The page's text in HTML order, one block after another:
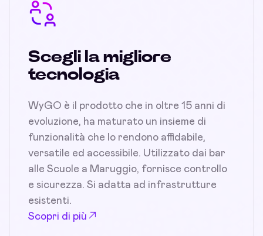
Scegli la migliore
tecnologia
WyGO è il prodotto che in oltre 15 anni di
evoluzione, ha maturato un insieme di
funzionalità che lo rendono affidabile,
versatile ed accessibile. Utilizzato dai bar
alle Scuole a Maruggio, fornisce controllo
e sicurezza. Si adatta ad infrastrutture
esistenti.
Scopri di più